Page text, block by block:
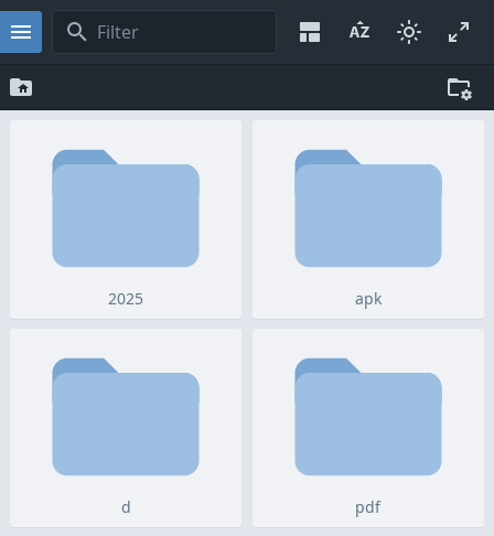
2025 apk
d pdf